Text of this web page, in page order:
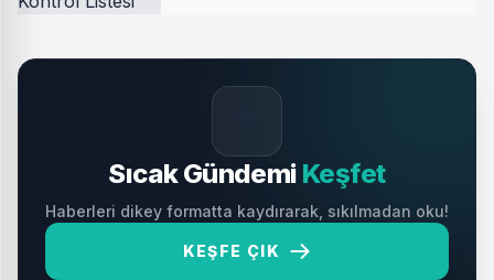
Sıcak Gündemi Keşfet
Haberleri dikey formatta kaydırarak, sıkılmadan oku!
KEŞFE ÇIK